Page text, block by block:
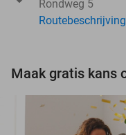
Rondweg 5
Routebeschrijving